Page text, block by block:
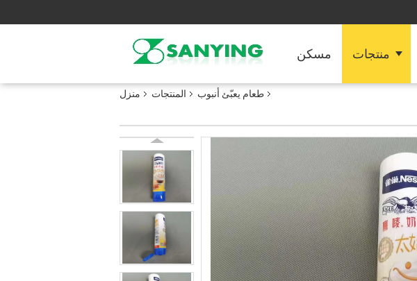
مسكن منتجات
منزل المنتجات طعام يعبّئ أنبوب